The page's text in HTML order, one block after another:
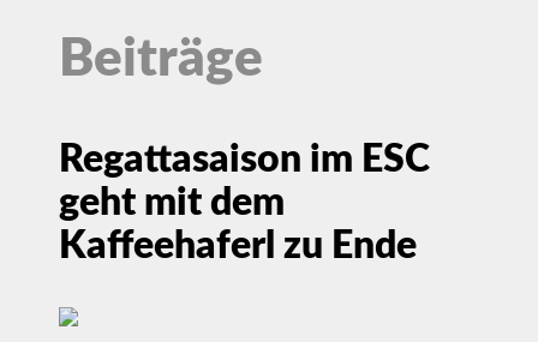
Beiträge
Regattasaison im ESC
geht mit dem
Kaffeehaferl zu Ende